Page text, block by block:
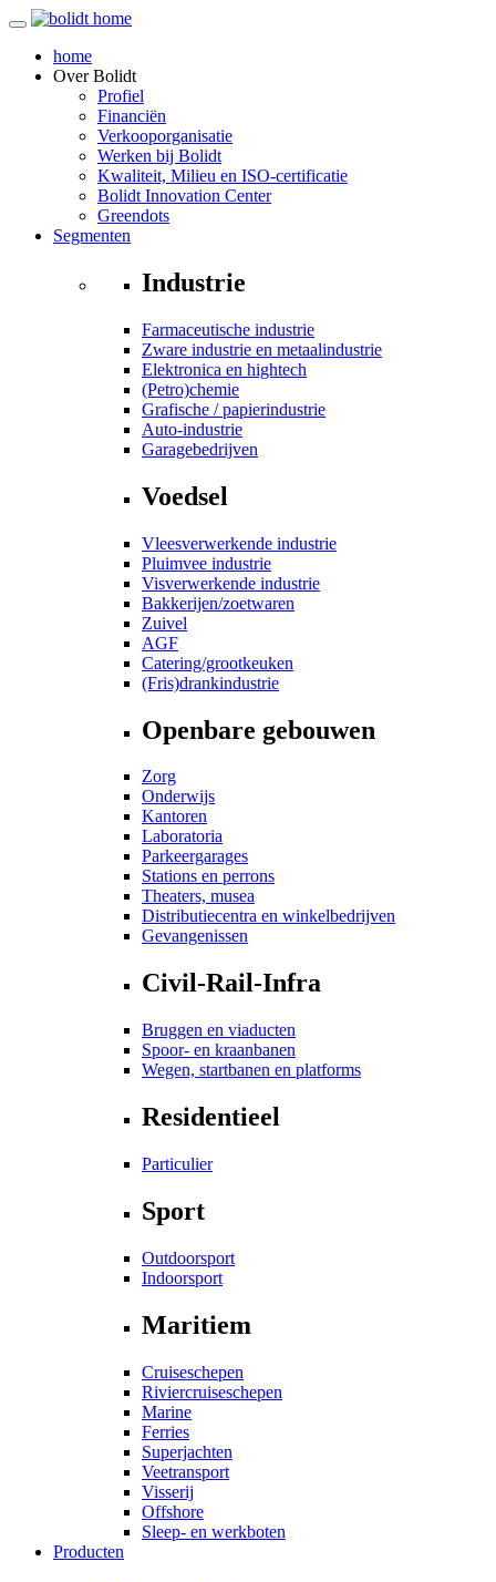
home
OverBolidt
Profiel
Financiën
Verkooporganisatie
Werken bij Bolidt
Kwaliteit, Milieu en ISO-certificatie
Bolidt Innovation Center
Greendots
Segmenten
Industrie
Farmaceutische industrie
Zware industrie en metaalindustrie
Elektronica en hightech
(Petro)chemie
Grafische / papierindustrie
Auto-industrie
Garagebedrijven
Voedsel
Vleesverwerkende industrie
Pluimvee industrie
Visverwerkende industrie
Bakkerijen/zoetwaren
Zuivel
AGF
Catering/grootkeuken
(Fris)drankindustrie
Openbare gebouwen
Zorg
Onderwijs
Kantoren
Laboratoria
Parkeergarages
Stations en perrons
Theaters, musea
Distributiecentra en winkelbedrijven
Gevangenissen
Civil-Rail-Infra
Bruggen en viaducten
Spoor- en kraanbanen
Wegen, startbanen en platforms
Residentieel
Particulier
Sport
Outdoorsport
Indoorsport
Maritiem
Cruiseschepen
Riviercruiseschepen
Marine
Ferries
Superjachten
Veetransport
Visserij
Offshore
Sleep- en werkboten
Producten